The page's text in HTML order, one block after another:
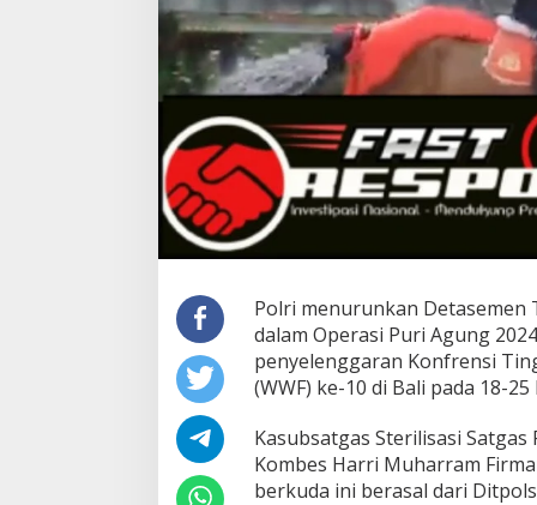
Polri menurunkan
dalam Operasi Puri Agung
penyelenggaran Konfrensi
(WWF) ke-10 di Bali pada 18-25
Kasubsatgas Sterilisasi
Kombes Harri Muharram
berkuda ini berasal dari